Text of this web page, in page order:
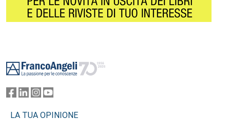
LA TUA OPINIONE